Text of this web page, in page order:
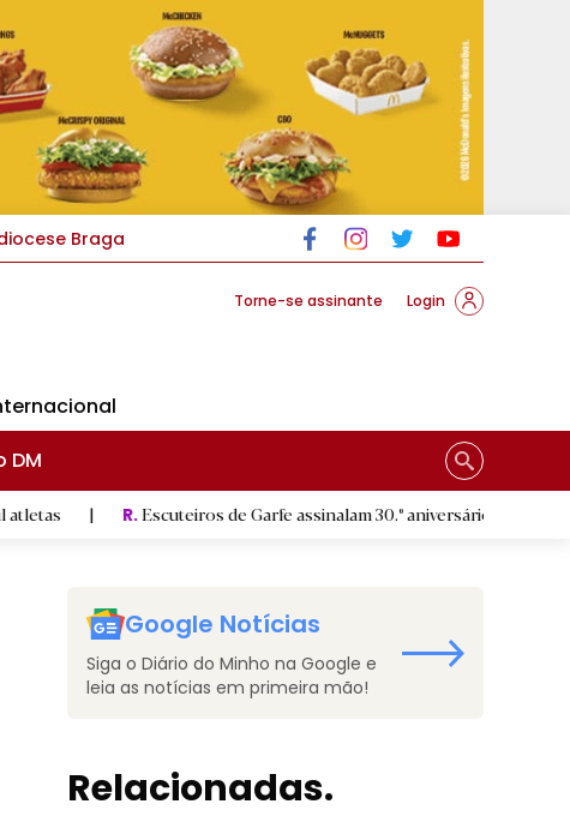
Braga
Torne-se assinante Login
DM
R.Escuteiros de Garfe assinalam 30.º aniversário em setembro
Google Notícias
Siga o Diário do Minho na Google e
leia as notícias em primeira mão!
Relacionadas.